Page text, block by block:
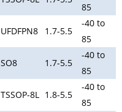
85
UFDFPN8 1.7-5.5
-40 to
85
SO8 1.7-5.5
-40 to
85
TSSOP-8L 1.8-5.5
-40 to
85